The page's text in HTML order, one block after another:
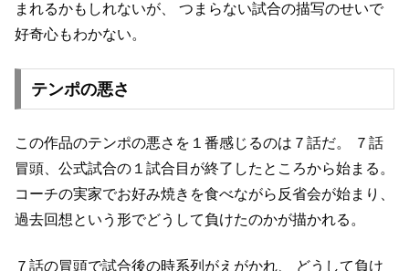
まれるかもしれないが、
つまらない試合の描写のせいで
好奇心もわかない。
テンポの悪さ
この作品のテンポの悪さを１番感じるのは７話だ。
７話
冒頭、公式試合の１試合目が終了したところから始まる。
コーチの実家でお好み焼きを食べながら反省会が始まり、
過去回想という形でどうして負けたのかが描かれる。
７話の冒頭で試合後の時系列がえがかれ、
どうして負け